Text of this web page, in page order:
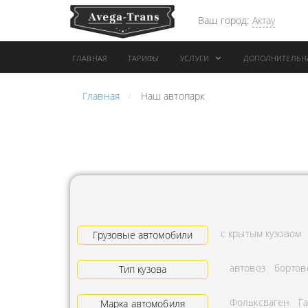
Ваш город: Актау
ГЛАВНАЯ ТАРИФЫ УСЛУГИ
АРЕНДА АВТОБУСА
ГРУЗОВАЯ ТЕХНИКА
ПЕРЕВОЗКА ТРУБ
АРЕНДА БУЛЬДОЗЕРА
Главная Наш автопарк
Грузовые автомобили с крытым кузовом
Тип кузова автовоз
Марка автомобиля Фольксваген